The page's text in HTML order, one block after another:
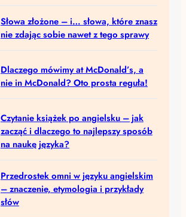
Słowa złożone – i… słowa, które znasz
nie zdając sobie nawet z tego sprawy
Dlaczego mówimy at McDonald’s, a
nie in McDonald? Oto prosta reguła!
Czytanie książek po angielsku – jak
zacząć i dlaczego to najlepszy sposób
na naukę języka?
Przedrostek omni w języku angielskim
– znaczenie, etymologia i przykłady
słów